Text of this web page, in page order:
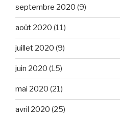
septembre 2020 (9)
août 2020 (11)
juillet 2020 (9)
juin 2020 (15)
mai 2020 (21)
avril 2020 (25)